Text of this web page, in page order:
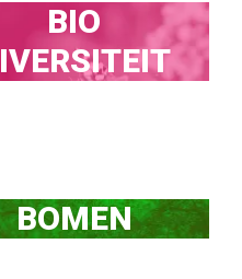
BIO
BOMEN